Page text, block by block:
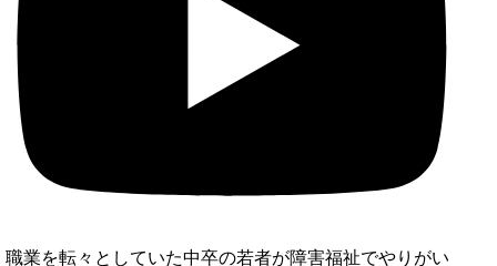
職業を転々としていた中卒の若者が障害福祉でやりがい